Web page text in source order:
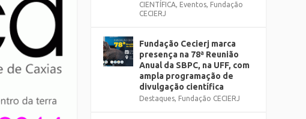
CIENTÍFICA, Eventos, Fundação
CECIERJ
Fundação Cecierj marca
presença na 78ª Reunião
Anual da SBPC, na UFF, com
ampla programação de
divulgação científica
Destaques, Fundação CECIERJ